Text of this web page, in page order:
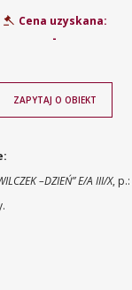
Cena uzyskana:
-
ZAPYTAJ O OBIEKT
–DZIEŃ” E/A III/X, p.: